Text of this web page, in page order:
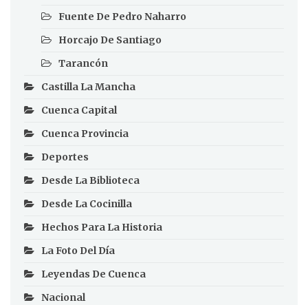
Fuente De Pedro Naharro
Horcajo De Santiago
Tarancón
Castilla La Mancha
Cuenca Capital
Cuenca Provincia
Deportes
Desde La Biblioteca
Desde La Cocinilla
Hechos Para La Historia
La Foto Del Día
Leyendas De Cuenca
Nacional